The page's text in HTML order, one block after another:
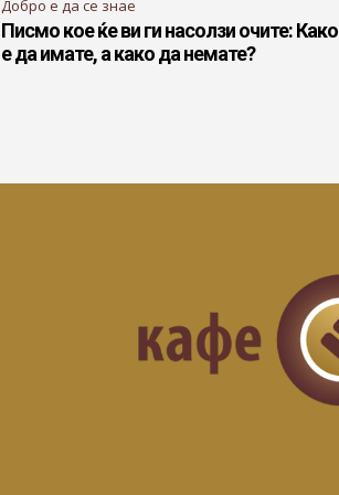
Добро е да се знае
Писмо кое ќе ви ги насолзи очите: Како
е да имате, а како да немате?